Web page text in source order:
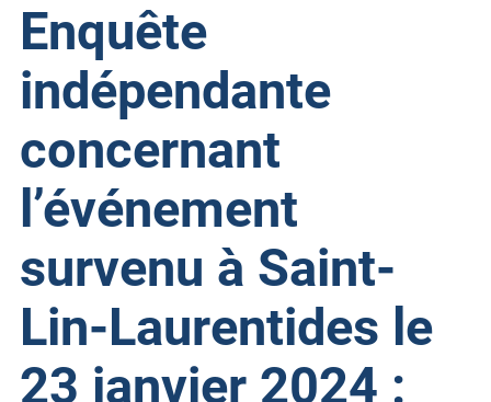
Enquête
indépendante
concernant
l’événement
survenu à Saint-
Lin-Laurentides le
23 janvier 2024 :